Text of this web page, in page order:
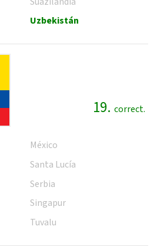
Uzbekistán
19. correct.
México
Santa Lucía
Serbia
Singapur
Tuvalu